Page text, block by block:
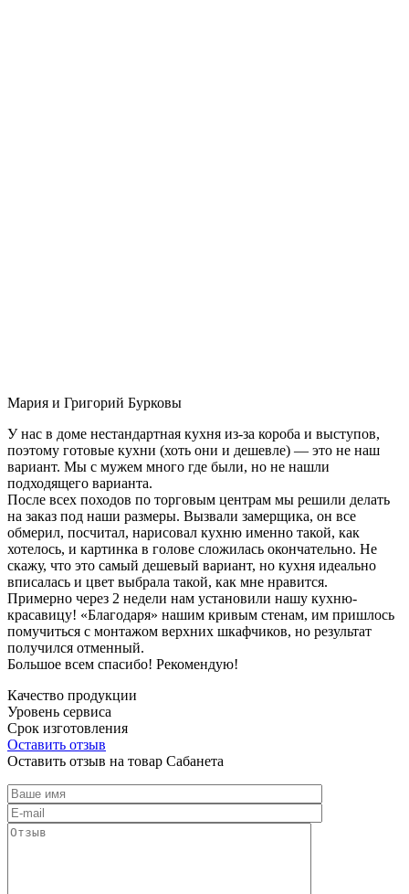
Мария и Григорий Бурковы
У нас в доме нестандартная кухня из-за короба и выступов,
поэтому готовые кухни (хоть они и дешевле) — это не наш
вариант. Мы с мужем много где были, но не нашли
подходящего варианта.
После всех походов по торговым центрам мы решили делать
на заказ под наши размеры. Вызвали замерщика, он все
обмерил, посчитал, нарисовал кухню именно такой, как
хотелось, и картинка в голове сложилась окончательно. Не
скажу, что это самый дешевый вариант, но кухня идеально
вписалась и цвет выбрала такой, как мне нравится.
Примерно через 2 недели нам установили нашу кухню-
красавицу! «Благодаря» нашим кривым стенам, им пришлось
помучиться с монтажом верхних шкафчиков, но результат
получился отменный.
Большое всем спасибо! Рекомендую!
Качество продукции
Уровень сервиса
Срок изготовления
Оставить отзыв
Оставить отзыв на товар Сабанета